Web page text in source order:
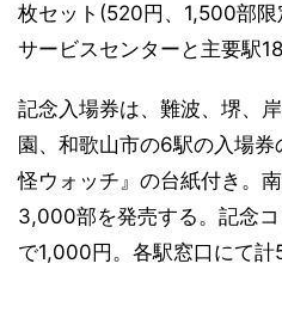
枚セット(520円、1,500部
サービスセンターと主要駅
記念入場券は、難波、堺、
園、和歌山市の6駅の入場
怪ウォッチ』の台紙付き。
3,000部を発売する。記念
で1,000円。各駅窓口にて計